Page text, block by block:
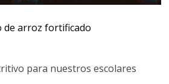
de arroz fortificado
para nuestros escolares